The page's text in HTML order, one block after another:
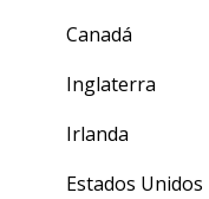
Canadá
Inglaterra
Irlanda
Estados Unidos